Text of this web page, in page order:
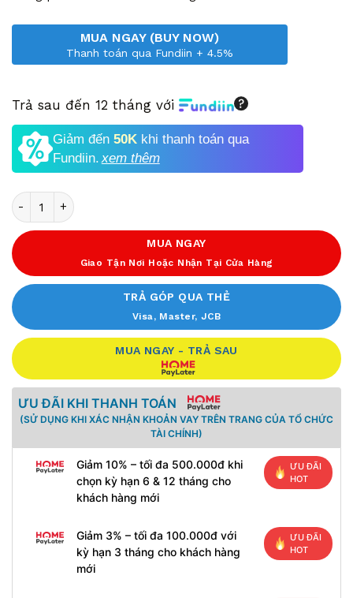
MUA NGAY (BUY NOW)
Thanh toán qua Fundiin + 4.5%
Trả sau đến 12 tháng với
Giảm đến 50K khi thanh toán qua
Fundiin.xem thêm
Số lượng
MUA NGAY
Giao Tận Nơi Hoặc Nhận Tại Cửa Hàng
TRẢ GÓP QUA THẺ
Visa, Master, JCB
MUA NGAY - TRẢ SAU
ƯU ĐÃI KHI THANH TOÁN
(SỬ DỤNG KHI XÁC NHẬN KHOẢN VAY TRÊN TRANG CỦA TỔ CHỨC
TÀI CHÍNH)
Giảm 10% – tối đa 500.000đ khi
chọn kỳ hạn 6 & 12 tháng cho
khách hàng mới
ƯU ĐÃI
HOT
Giảm 3% – tối đa 100.000đ với
kỳ hạn 3 tháng cho khách hàng
mới
ƯU ĐÃI
HOT